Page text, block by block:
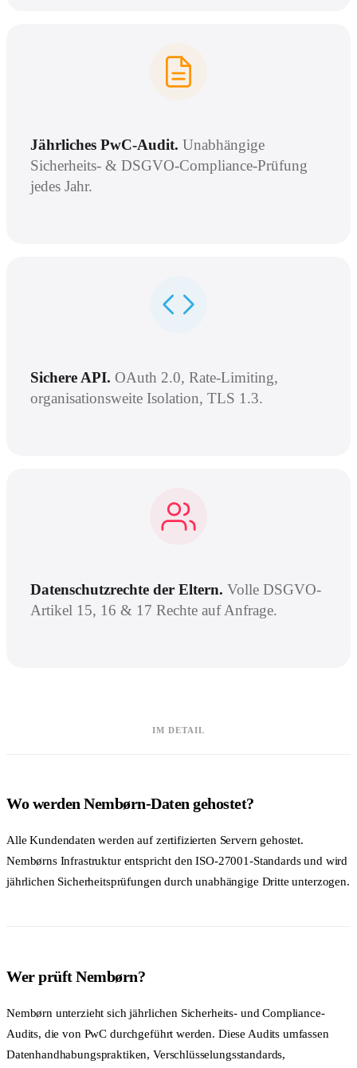
Jährliches PwC-Audit. Unabhängige
Sicherheits- & DSGVO-Compliance-Prüfung
jedes Jahr.
Sichere API. OAuth 2.0, Rate-Limiting,
organisationsweite Isolation, TLS 1.3.
Datenschutzrechte der Eltern. Volle DSGVO-
Artikel 15, 16 & 17 Rechte auf Anfrage.
IM DETAIL
Wo werden Nembørn-Daten gehostet?
Alle Kundendaten werden auf zertifizierten Servern gehostet.
Nembørns Infrastruktur entspricht den ISO-27001-Standards und wird
jährlichen Sicherheitsprüfungen durch unabhängige Dritte unterzogen.
Wer prüft Nembørn?
Nembørn unterzieht sich jährlichen Sicherheits- und Compliance-
Audits, die von PwC durchgeführt werden. Diese Audits umfassen
Datenhandhabungspraktiken, Verschlüsselungsstandards,